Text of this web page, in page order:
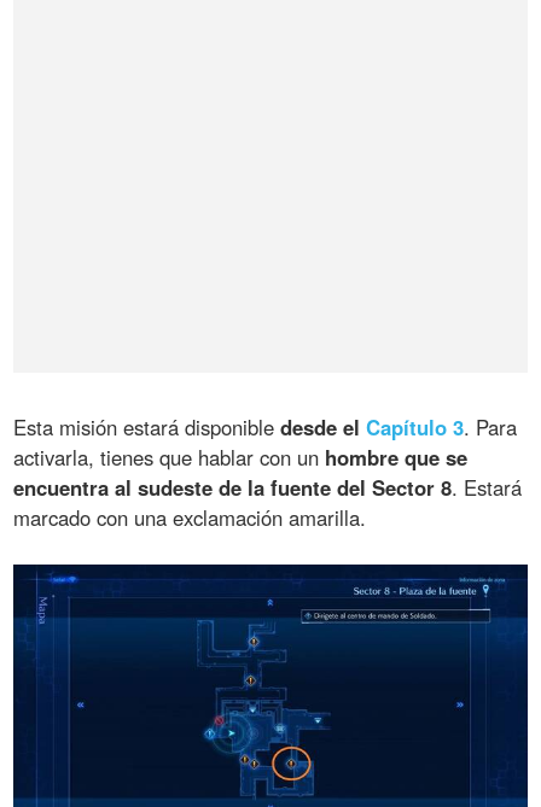
Esta misión estará disponibledesde elCapítulo 3. Para
activarla, tienes que hablar con un hombre que se
encuentra al sudeste de la fuente del Sector 8. Estará
marcado con una exclamación amarilla.